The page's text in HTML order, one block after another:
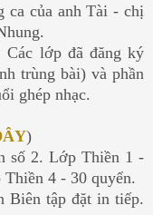
ca của anh Tài - chị
lớp đã đăng ký
trùng bài) và phần
ghép nhạc.
)
số 2. Lớp Thiền 1 -
4 - 30 quyển.
Biên tập đặt in tiếp.